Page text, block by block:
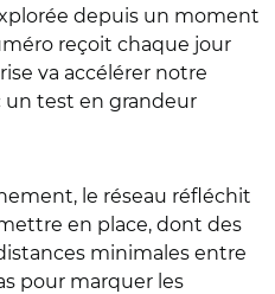
depuis un moment
reçoit chaque jour
va accélérer notre
un test en grandeur
le réseau réfléchit
en place, dont des
minimales entre
pour marquer les